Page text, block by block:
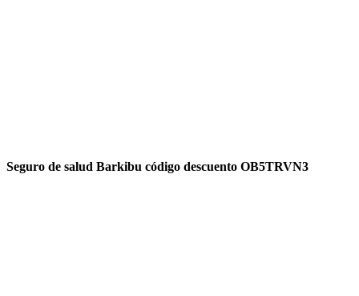
Seguro de salud Barkibu código descuento OB5TRVN3